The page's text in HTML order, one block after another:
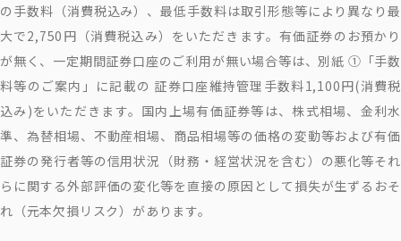
の手数料（消費税込み）、最低手数料は取引形態等により異なり最
大で2,750円（消費税込み）をいただきます。有価証券のお預かり
が無く、一定期間証券口座のご利用が無い場合等は、別紙 ①「手数
料等のご案内」に記載の 証券口座維持管理手数料1,100円(消費税
込み)をいただきます。国内上場有価証券等は、株式相場、金利水
準、為替相場、不動産相場、商品相場等の価格の変動等および有価
証券の発行者等の信用状況（財務・経営状況を含む）の悪化等それ
らに関する外部評価の変化等を直接の原因として損失が生ずるおそ
れ（元本欠損リスク）があります。